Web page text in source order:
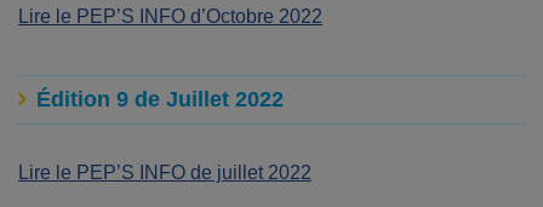
Lire le PEP’S INFO d’Octobre 2022
Édition 9 de Juillet 2022
Lire le PEP’S INFO de juillet 2022